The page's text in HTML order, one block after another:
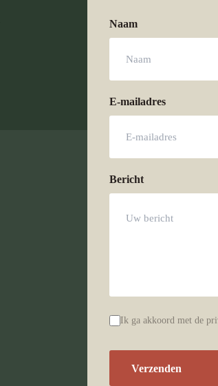
Naam
E-mailadres
Bericht
Privacyverklaring
Ik ga akkoord met de